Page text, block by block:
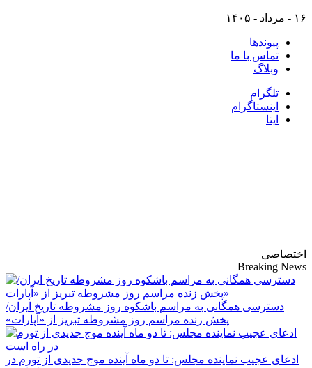
۱۶ - مرداد - ۱۴۰۵
پیوندها
تماس با ما
وبلاگ
تلگرام
اینستاگرام
ایتا
اختصاصی
Breaking News
دسترسی همگانی به مراسم باشکوه روز مشروطه تاریخ ایران/
پخش زنده مراسم روز مشروطه تبریز از «آپارات»
ادعای عجیب نماینده مجلس: تا دو ماه آینده موج جدیدی از تورم در